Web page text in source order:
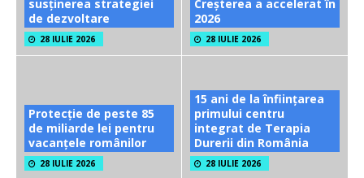
susținerea strategiei
de dezvoltare
28 IULIE 2026
Creșterea a accelerat în
2026
28 IULIE 2026
Protecție de peste 85
de miliarde lei pentru
vacanțele românilor
28 IULIE 2026
15 ani de la înființarea
primului centru
integrat de Terapia
Durerii din România
28 IULIE 2026